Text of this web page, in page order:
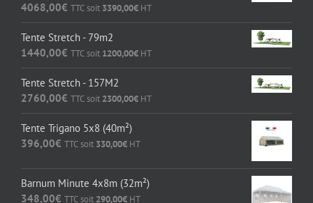
4068,00€ TTC soit 3390,00€ HT
Tente Stretch - 79m2
1440,00€ TTC soit 1200,00€ HT
Tente Stretch - 157M2
2760,00€ TTC soit 2300,00€ HT
Tente Trigano 5x8 (40m²)
396,00€ TTC soit 330,00€ HT
Barnum Minute 4x8m (32m²)
348,00€ TTC soit 290,00€ HT